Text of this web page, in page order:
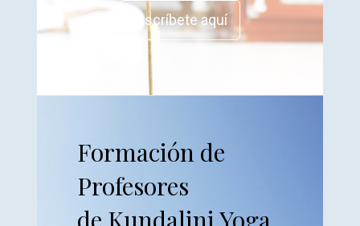
Inscríbete aquí
Formación de
Profesores
de Kundalini Yoga